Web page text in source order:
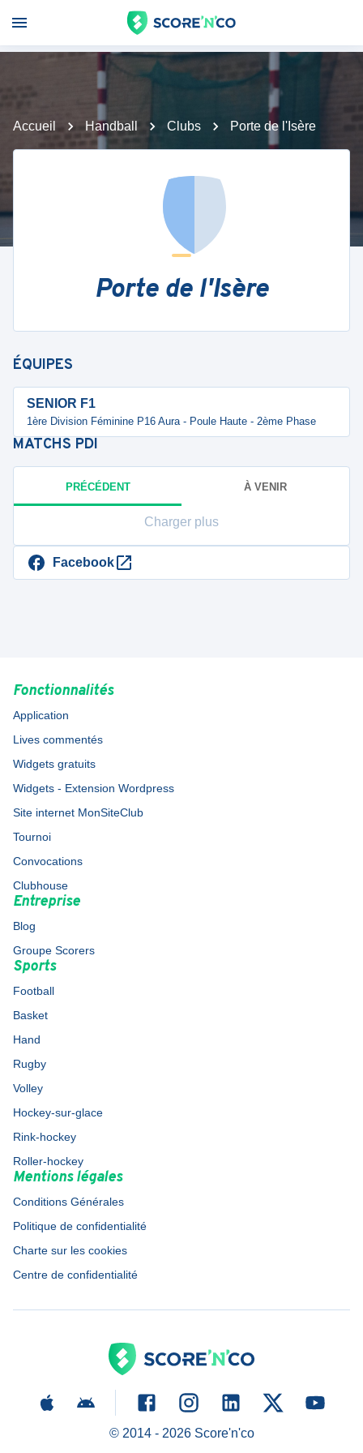
Accueil Handball Clubs Porte de l'Isère
Porte de l'Isère
ÉQUIPES
SENIOR F1
1ère Division Féminine P16 Aura - Poule Haute - 2ème Phase
MATCHS PDI
PRÉCÉDENT À VENIR
Charger plus
Facebook
Fonctionnalités
Application
Lives commentés
Widgets gratuits
Widgets - Extension Wordpress
Site internet MonSiteClub
Tournoi
Convocations
Clubhouse
Entreprise
Blog
Groupe Scorers
Sports
Football
Basket
Hand
Rugby
Volley
Hockey-sur-glace
Rink-hockey
Roller-hockey
Mentions légales
Conditions Générales
Politique de confidentialité
Charte sur les cookies
Centre de confidentialité
© 2014 - 2026Score'n'co